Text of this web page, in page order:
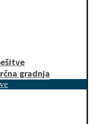
gradnja